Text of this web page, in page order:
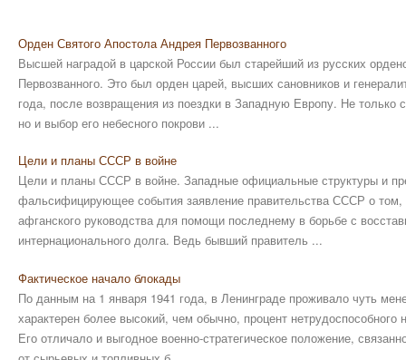
Орден Святого Апостола Андрея Первозванного
Высшей наградой в царской России был старейший из русских
Первозванного. Это был орден царей, высших сановников и
года, после возвращения из поездки в Западную Европу. Не только
но и выбор его небесного покрови ...
Цели и планы СССР в войне
Цели и планы СССР в войне. Западные официальные структуры и
фальсифицирующее события заявление правительства СССР о том,
афганского руководства для помощи последнему в борьбе с
интернационального долга. Ведь бывший правитель ...
Фактическое начало блокады
По данным на 1 января 1941 года, в Ленинграде проживало чуть
характерен более высокий, чем обычно, процент
Его отличало и выгодное военно-стратегическое положение,